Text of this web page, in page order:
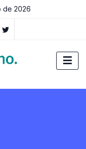
de 2026